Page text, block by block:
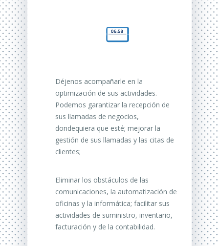
Déjenos acompañarle en la
optimización de sus actividades.
Podemos garantizar la recepción de
sus llamadas de negocios,
dondequiera que esté; mejorar la
gestión de sus llamadas y las citas de
clientes;
Eliminar los obstáculos de las
comunicaciones, la automatización de
oficinas y la informática; facilitar sus
actividades de suministro, inventario,
facturación y de la contabilidad.